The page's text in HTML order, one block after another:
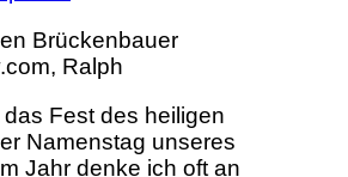
Ralph
Fest des heiligen
Namenstag unseres
Jahr denke ich oft an